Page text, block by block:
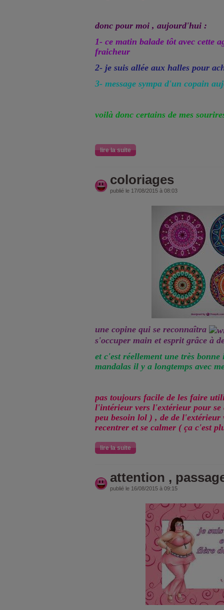
donc pour moi , aujourd'hui :
1- ce matin balade tôt avec cette
fraicheur
2- je suis allée aux halles pour
3- message sympa d'un copain
voilà donc certains de mes
lire la suite
coloriages
publié le 17/08/2015 à 08:03
une copine qui se reconnaîtra
s'occuper main et esprit grâce à
et c'est réellement une très
mandalas il y a longtemps avec
pas toujours facile de les faire
l'intérieur vers l'extérieur pour se
peu besoin lol ) , de de
recentrer et se calmer ( ça c'est
lire la suite
attention ,
publié le 16/08/2015 à 09:15